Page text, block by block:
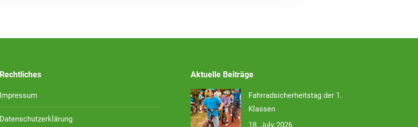
Rechtliches
Impressum
Datenschutzerklärung
Aktuelle Beiträge
Fahrradsicherheitstag der 1.
Klassen
18. July 2026